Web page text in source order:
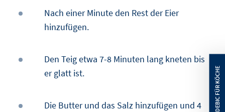
Nach einer Minute den Rest der Eier
hinzufügen.
Den Teig etwa 7-8 Minuten lang kneten bis
er glatt ist.
Die Butter und das Salz hinzufügen und 4